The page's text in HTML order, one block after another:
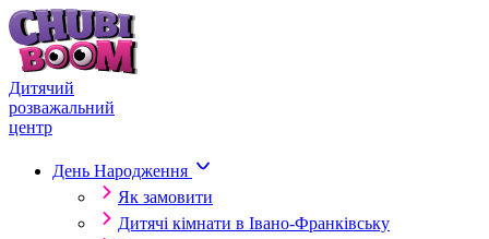
Skip to content
Дитячий
розважальний
центр
День Народження
Як замовити
Дитячі кімнати в Івано-Франківську